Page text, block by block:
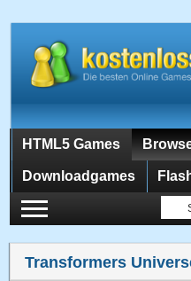
HTML5 Games
Downloadgames
Transformers